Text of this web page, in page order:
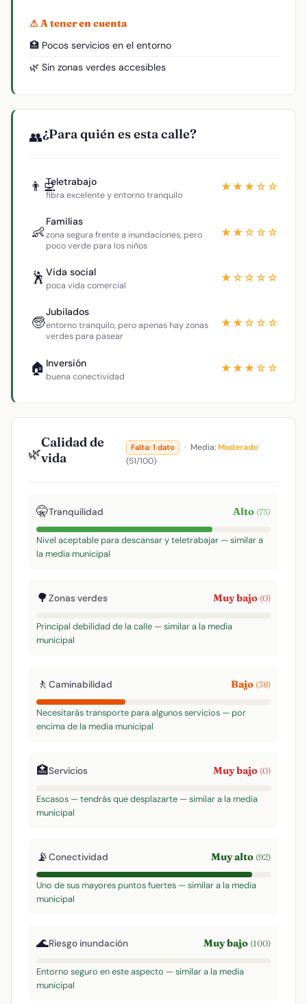
⚠ A tener en cuenta
🏥 Pocos servicios en el entorno
🌿 Sin zonas verdes accesibles
👥¿Para quién es esta calle?
👨‍💻Teletrabajo
fibra excelente y entorno tranquilo
★★★☆☆
👶
Familias
zona segura frente a inundaciones, pero
poco verde para los niños
★★☆☆☆
🕺 Vida social
poca vida comercial
★☆☆☆☆
🧓
Jubilados
entorno tranquilo, pero apenas hay zonas
verdes para pasear
★★☆☆☆
🏠 Inversión
buena conectividad
★★★☆☆
🌿
Calidad de
vida
Falta: 1 dato · Media:Moderado
(51/100)
🤫Tranquilidad Alto (75)
Nivel aceptable para descansar y teletrabajar — similar a
la media municipal
🌳Zonas verdes Muy bajo (0)
Principal debilidad de la calle — similar a la media
municipal
🚶 Caminabilidad Bajo (38)
Necesitarás transporte para algunos servicios — por
encima de la media municipal
🏥Servicios Muy bajo (0)
Escasos — tendrás que desplazarte — similar a la media
municipal
📡Conectividad Muy alto (92)
Uno de sus mayores puntos fuertes — similar a la media
municipal
🌊Riesgo inundación Muy bajo (100)
Entorno seguro en este aspecto — similar a la media
municipal